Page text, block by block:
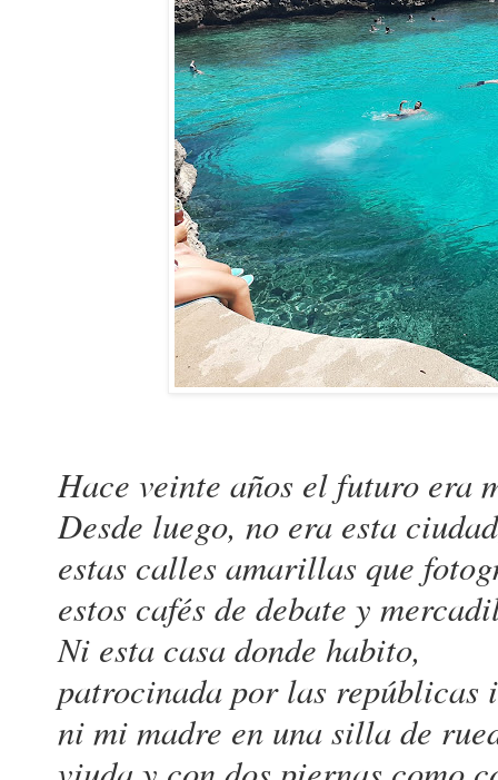
Hace veinte años el futuro era
Desde luego, no era esta
estas calles amarillas que
estos cafés de debate y
Ni esta casa donde habito,
patrocinada por las repúblicas
ni mi madre en una silla de